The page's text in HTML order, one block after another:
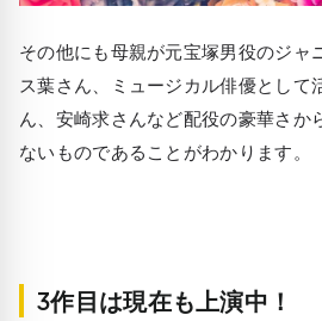
その他にも母親が元宝塚男役のジャ
ス葉さん、ミュージカル俳優として
ん、安崎求さんなど配役の豪華さか
ないものであることがわかります。
3作目は現在も上演中！